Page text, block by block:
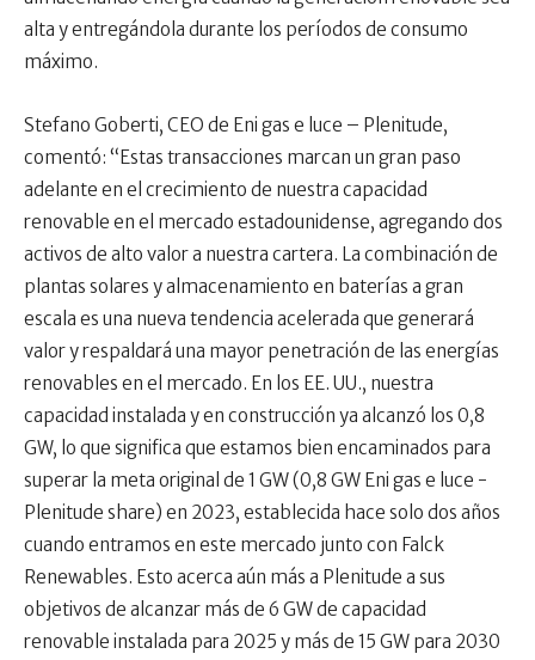
alta y entregándola durante los períodos de consumo
máximo.
Stefano Goberti, CEO de Eni gas e luce – Plenitude,
comentó: “Estas transacciones marcan un gran paso
adelante en el crecimiento de nuestra capacidad
renovable en el mercado estadounidense, agregando dos
activos de alto valor a nuestra cartera. La combinación de
plantas solares y almacenamiento en baterías a gran
escala es una nueva tendencia acelerada que generará
valor y respaldará una mayor penetración de las energías
renovables en el mercado. En los EE. UU., nuestra
capacidad instalada y en construcción ya alcanzó los 0,8
GW, lo que significa que estamos bien encaminados para
superar la meta original de 1 GW (0,8 GW Eni gas e luce -
Plenitude share) en 2023, establecida hace solo dos años
cuando entramos en este mercado junto con Falck
Renewables. Esto acerca aún más a Plenitude a sus
objetivos de alcanzar más de 6 GW de capacidad
renovable instalada para 2025 y más de 15 GW para 2030